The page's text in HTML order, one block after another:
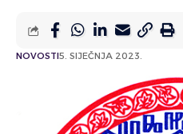
NOVOSTI5. SIJEČNJA 2023.